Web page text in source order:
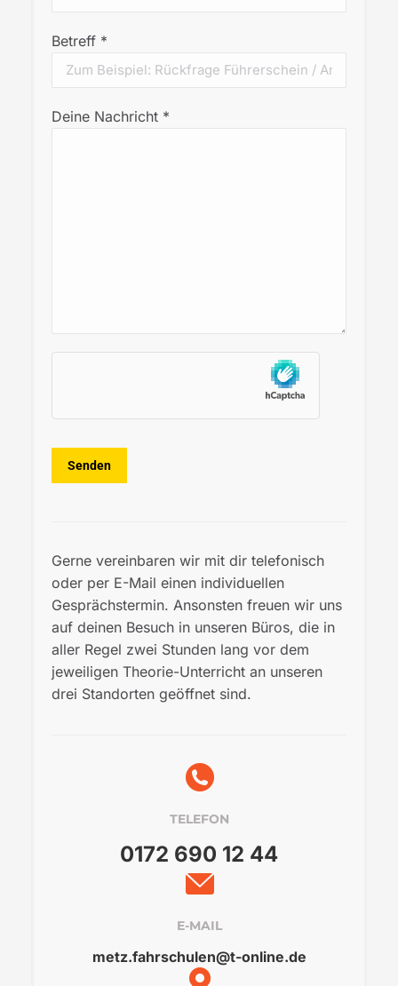
Betreff *
Deine Nachricht *
Gerne vereinbaren wir mit dir telefonisch
oder per E-Mail einen individuellen
Gesprächstermin. Ansonsten freuen wir uns
auf deinen Besuch in unseren Büros, die in
aller Regel zwei Stunden lang vor dem
jeweiligen Theorie-Unterricht an unseren
drei Standorten geöffnet sind.
TELEFON
0172 690 12 44
E-MAIL
metz.fahrschulen@t-online.de